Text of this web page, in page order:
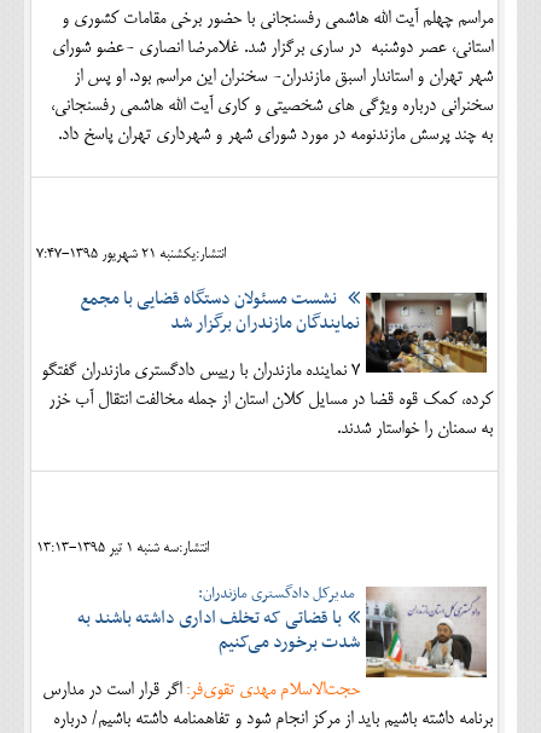
مراسم چهلم آیت الله هاشمی رفسنجانی با حضور برخی مقامات کشوری و
استانی، عصر دوشنبه در ساری برگزار شد. غلامرضا انصاری -عضو شورای
شهر تهران و استاندار اسبق مازندران- سخنران این مراسم بود. او پس از
سخنرانی درباره ویژگی های شخصیتی و کاری آیت الله هاشمی رفسنجانی،
به چند پرسش مازندنومه در مورد شورای شهر و شهرداری تهران پاسخ داد.
انتشار:يکشنبه 21 شهريور 1395-7:47
نشست مسئولان دستگاه قضایی با مجمع
نمایندگان مازندران برگزار شد
7 نماینده مازندران با رییس دادگستری مازندران گفتگو
کرده، کمک قوه قضا در مسایل کلان استان از جمله مخالفت انتقال آب خزر
به سمنان را خواستار شدند.
انتشار:سه شنبه 1 تير 1395-13:13
مدیرکل دادگستری مازندران:
با قضاتی که تخلف اداری داشته باشند به
شدت برخورد می‌کنیم
حجت‌الاسلام مهدی تقوی‌فر: اگر قرار است در مدارس
برنامه داشته باشیم باید از مرکز انجام شود و تفاهمنامه داشته باشیم/ درباره